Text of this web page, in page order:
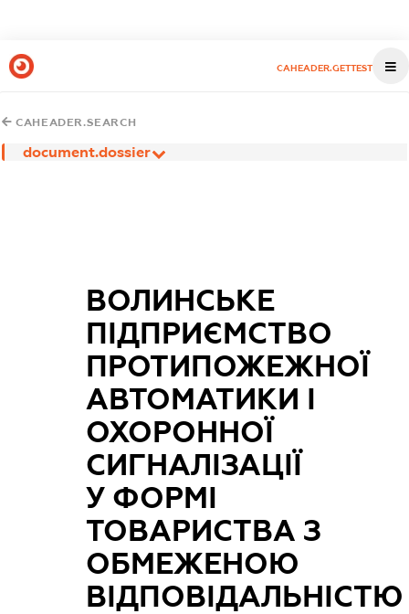
CAHEADER.GETTEST
CAHEADER.SEARCH
document.dossier
ВОЛИНСЬКЕ
ПІДПРИЄМСТВО
ПРОТИПОЖЕЖНОЇ
АВТОМАТИКИ І
ОХОРОННОЇ
СИГНАЛІЗАЦІЇ
У ФОРМІ
ТОВАРИСТВА З
ОБМЕЖЕНОЮ
ВІДПОВІДАЛЬНІСТЮ